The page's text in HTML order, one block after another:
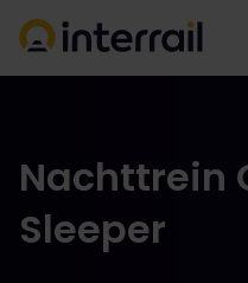
Nachttrein
Sleeper